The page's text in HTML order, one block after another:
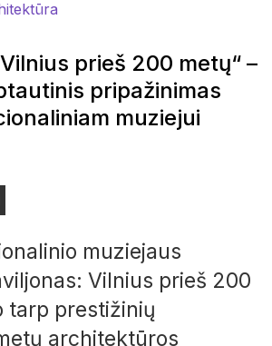
prieš 200 metų“ –
pripažinimas
muziejui
muziejaus
Vilnius prieš 200
tarp prestižinių
architektūros